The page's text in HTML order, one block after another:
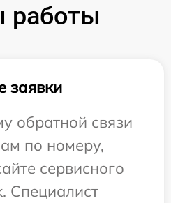
работы
заявки
обратной связи
по номеру,
сервисного
Специалист